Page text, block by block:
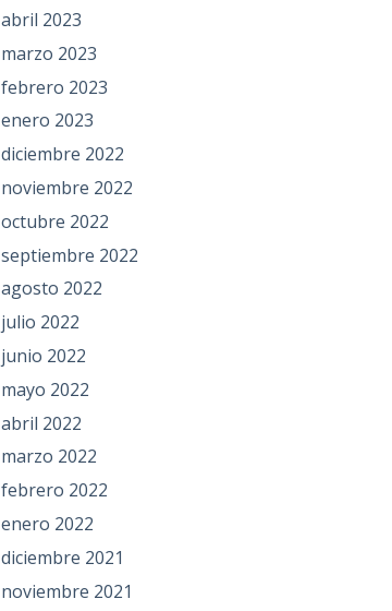
abril 2023
marzo 2023
febrero 2023
enero 2023
diciembre 2022
noviembre 2022
octubre 2022
septiembre 2022
agosto 2022
julio 2022
junio 2022
mayo 2022
abril 2022
marzo 2022
febrero 2022
enero 2022
diciembre 2021
noviembre 2021